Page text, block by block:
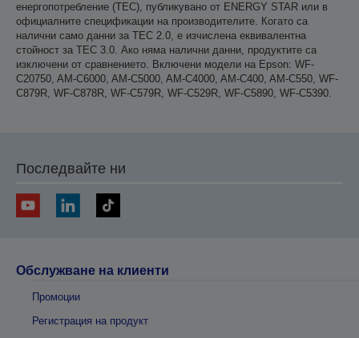
енергопотребление (TEC), публикувано от ENERGY STAR или в
официалните спецификации на производителите. Когато са
налични само данни за TEC 2.0, е изчислена еквивалентна
стойност за TEC 3.0. Ако няма налични данни, продуктите са
изключени от сравнението. Включени модели на Epson: WF-
C20750, AM-C6000, AM-C5000, AM-C4000, AM-C400, AM-C550, WF-
C879R, WF-C878R, WF-C579R, WF-C529R, WF-C5890, WF-C5390.
Последвайте ни
Обслужване на клиенти
Промоции
Регистрация на продукт